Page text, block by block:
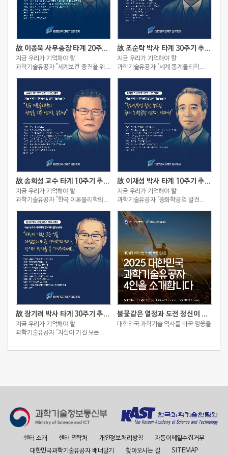
故 이종욱 사무총장 타계 20주기 추모 스토리
지금 우리가 기억해야 할
과학기술유공자 "세계보건 증진을 위해
故 조순탁 박사 타계 30주기 추모 스토리
지금 우리가 기억해야 할
과학기술유공자 "세계 통계물리학
故 송희성 교수 타계 10주기 추모 스토리
지금 우리가 기억해야 할
과학기술유공자 "한국 이론물리학의
故 이재성 박사 타계 10주기 추모 스토리
지금 우리가 기억해야 할
과학기술유공자 "중화학공업 발전
故 장기려 박사 타계 30주기 추모 스토리
지금 우리가 기억해야 할
과학기술유공자 "자신이 가진 모든
장기려 박사를 꼭 기억해주세요."
불꽃같은 열정과 도전 정신이 빚어낸 2025 대한민국 과학기술유공자 4인
대한민국 과학기술 역사를 바꾼 영웅들
센터 소개 센터 연락처 개인정보처리방침
자동이메일수집거부
대한민국과학기술유공자 배너달기
찾아오시는 길 SITEMAP